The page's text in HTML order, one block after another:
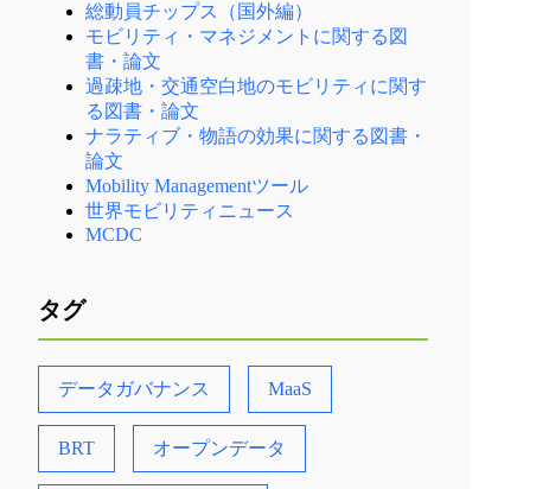
総動員チップス（国外編）
モビリティ・マネジメントに関する図
書・論文
過疎地・交通空白地のモビリティに関す
る図書・論文
ナラティブ・物語の効果に関する図書・
論文
Mobility Managementツール
世界モビリティニュース
MCDC
タグ
データガバナンス MaaS
BRT オープンデータ